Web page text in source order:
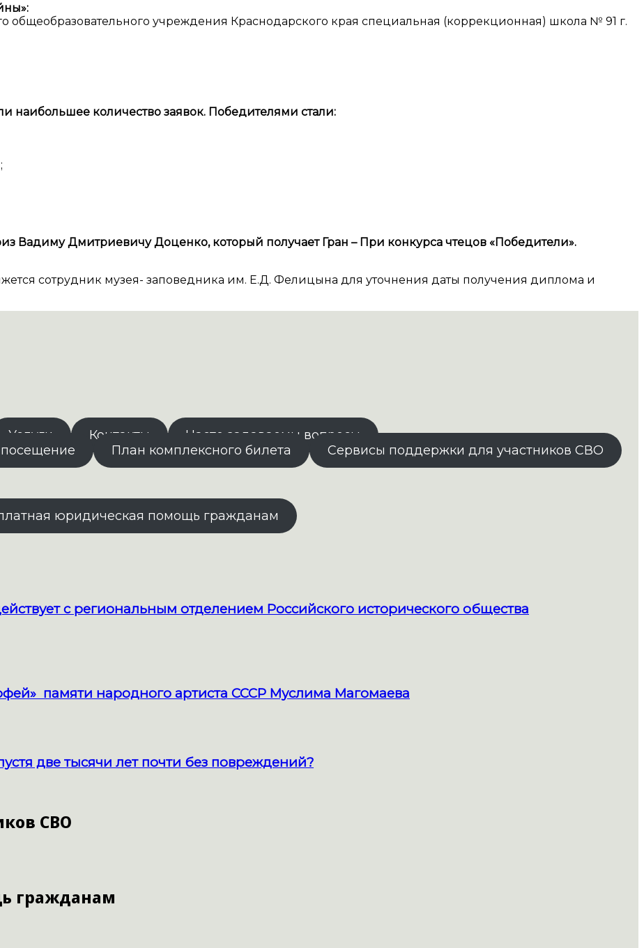
общеобразовательного учреждения Краснодарского края специальная (коррекционная) школа № 91 г.
наибольшее количество заявок. Победителями стали:
Дмитриевичу Доценко, который получает Гран – При конкурса чтецов «Победители».
сотрудник музея- заповедника им. Е.Д. Фелицына для уточнения даты получения диплома и
Услуги Контакты
Часто задаваемы вопросы
посещение
План комплексного билета Сервисы поддержки для участников СВО
юридическая помощь гражданам
с региональным отделением Российского исторического общества
памяти народного артиста СССР Муслима Магомаева
две тысячи лет почти без повреждений?
СВО
гражданам